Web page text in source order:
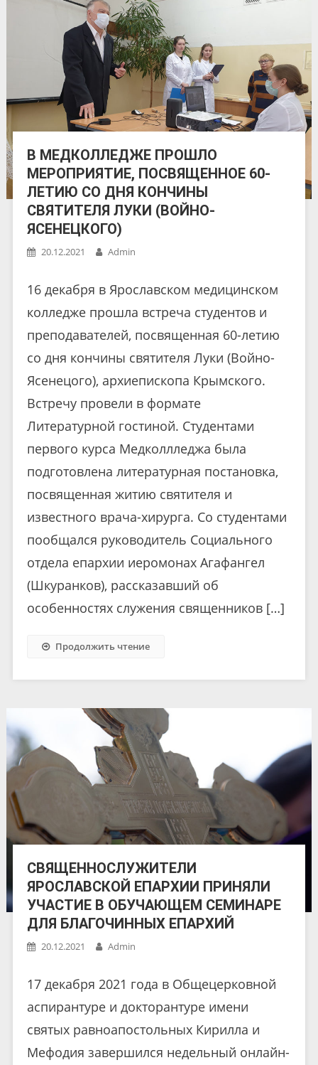
В МЕДКОЛЛЕДЖЕ ПРОШЛО
МЕРОПРИЯТИЕ, ПОСВЯЩЕННОЕ 60-
ЛЕТИЮ СО ДНЯ КОНЧИНЫ
СВЯТИТЕЛЯ ЛУКИ (ВОЙНО-
ЯСЕНЕЦКОГО)
20.12.2021 Admin
16 декабря в Ярославском медицинском
колледже прошла встреча студентов и
преподавателей, посвященная 60-летию
со дня кончины святителя Луки (Войно-
Ясенецого), архиепископа Крымского.
Встречу провели в формате
Литературной гостиной. Студентами
первого курса Медколлледжа была
подготовлена литературная постановка,
посвященная житию святителя и
известного врача-хирурга. Со студентами
пообщался руководитель Социального
отдела епархии иеромонах Агафангел
(Шкуранков), рассказавший об
особенностях служения священников […]
Продолжить чтение
СВЯЩЕННОСЛУЖИТЕЛИ
ЯРОСЛАВСКОЙ ЕПАРХИИ ПРИНЯЛИ
УЧАСТИЕ В ОБУЧАЮЩЕМ СЕМИНАРЕ
ДЛЯ БЛАГОЧИННЫХ ЕПАРХИЙ
20.12.2021 Admin
17 декабря 2021 года в Общецерковной
аспирантуре и докторантуре имени
святых равноапостольных Кирилла и
Мефодия завершился недельный онлайн-